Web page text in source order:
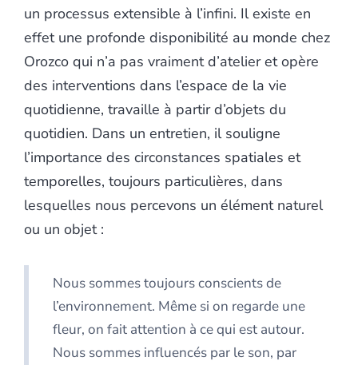
un processus extensible à l’infini. Il existe en
effet une profonde disponibilité au monde chez
Orozco qui n’a pas vraiment d’atelier et opère
des interventions dans l’espace de la vie
quotidienne, travaille à partir d’objets du
quotidien. Dans un entretien, il souligne
l’importance des circonstances spatiales et
temporelles, toujours particulières, dans
lesquelles nous percevons un élément naturel
ou un objet :
Nous sommes toujours conscients de
l’environnement. Même si on regarde une
fleur, on fait attention à ce qui est autour.
Nous sommes influencés par le son, par